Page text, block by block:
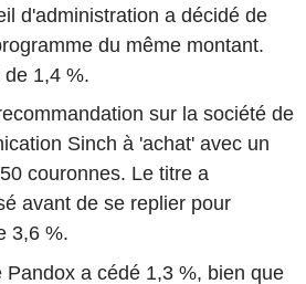
d'administration a décidé de
du même montant.
1,4 %.
sur la société de
Sinch à 'achat' avec un
couronnes. Le titre a
avant de se replier pour
3,6 %.
Pandox a cédé 1,3 %, bien que